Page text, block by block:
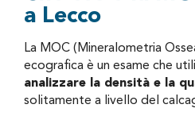
a Lecco
La MOC (Mineralometria
ecografica è un esame che
analizzare la densità e la
solitamente a livello del